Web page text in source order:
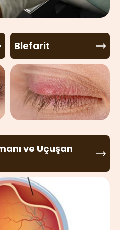
Blefarit
ve Uçuşan